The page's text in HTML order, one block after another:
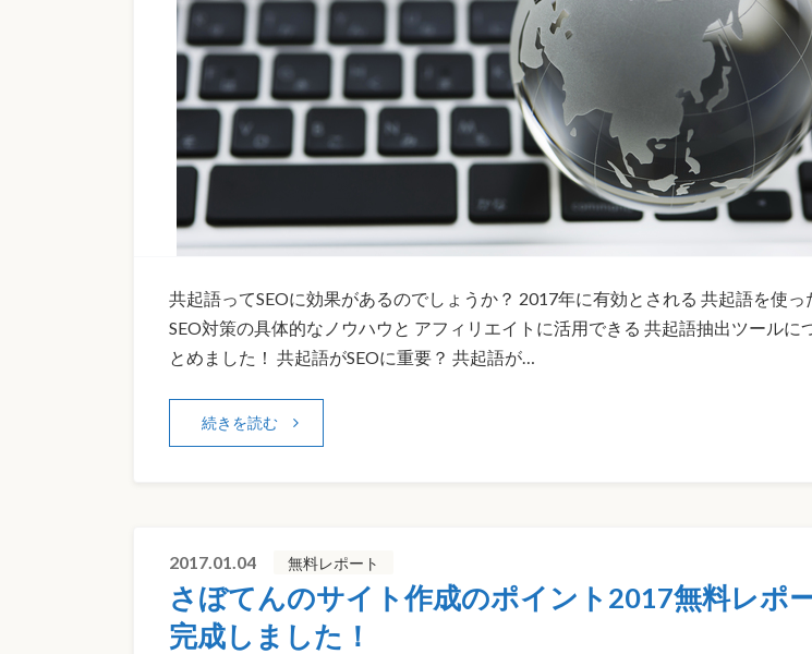
共起語ってSEOに効果があるのでしょうか？ 2017年に有効とされる 共起語を使っ
SEO対策の具体的なノウハウと アフィリエイトに活用できる 共起語抽出ツールに
とめました！ 共起語がSEOに重要？ 共起語が…
続きを読む
2017.01.04 無料レポート
さぼてんのサイト作成のポイント2017無料レポ
完成しました！